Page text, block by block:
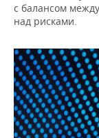
с балансом
над рисками.